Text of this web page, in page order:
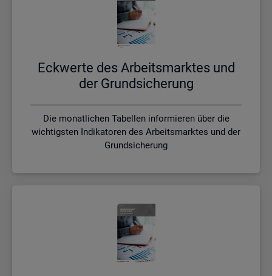
Eck­wer­te des Ar­beits­mark­tes und
der Grund­si­che­rung
Die monatlichen Tabellen informieren über die
wichtigsten Indikatoren des Arbeitsmarktes und der
Grundsicherung